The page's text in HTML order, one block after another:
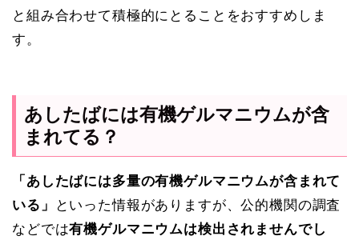
と組み合わせて積極的にとることをおすすめしま
す。
あしたばには有機ゲルマニウムが含
まれてる？
「あしたばには多量の有機ゲルマニウムが含まれて
いる」
といった情報がありますが、公的機関の調査
などでは有機ゲルマニウムは検出されませんでし